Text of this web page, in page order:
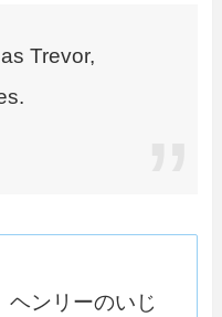
Trevor,
ヘンリーのいじ